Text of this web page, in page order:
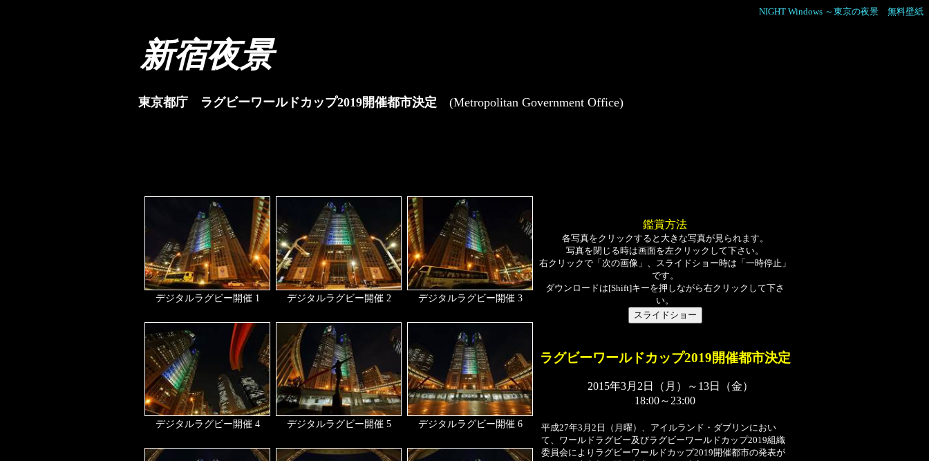
NIGHT Windows ～東京の夜景 無料壁紙
新宿夜景
東京都庁 ラグビーワールドカップ2019開催都市決定 (Metropolitan Government Office)
デジタルラグビー開催 1 デジタルラグビー開催 2 デジタルラグビー開催 3
デジタルラグビー開催 4 デジタルラグビー開催 5 デジタルラグビー開催 6
鑑賞方法
各写真をクリックすると大きな写真が見られます。
写真を閉じる時は画面を左クリックして下さい。
右クリックで「次の画像」、スライドショー時は「一時停止」
です。
ダウンロードは[Shift]キーを押しながら右クリックして下さ
い。
ラグビーワールドカップ2019開催都市決定
2015年3月2日（月）～13日（金）
18:00～23:00
平成27年3月2日（月曜）、アイルランド・ダブリンにおい
て、ワールドラグビー及びラグビーワールドカップ2019組織
委員会によりラグビーワールドカップ2019開催都市の発表が